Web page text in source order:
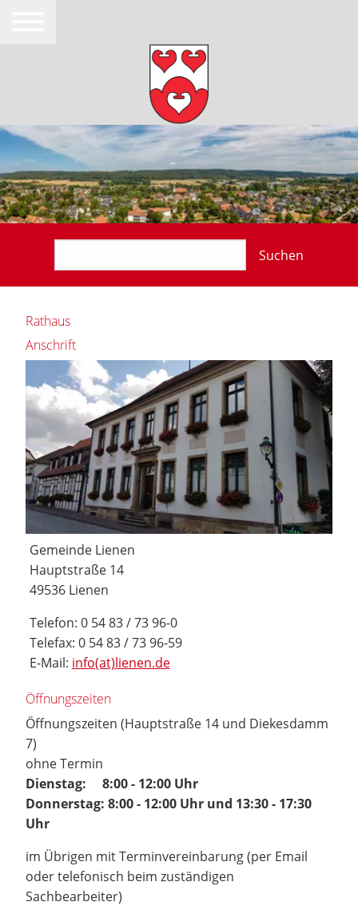
Suchen
Rathaus
Anschrift
Gemeinde Lienen
Hauptstraße 14
49536 Lienen
Telefon: 0 54 83 / 73 96-0
Telefax: 0 54 83 / 73 96-59
E-Mail: info(at)lienen.de
Öffnungszeiten
Öffnungszeiten (Hauptstraße 14 und Diekesdamm
7)
ohne Termin
Dienstag: 8:00 - 12:00 Uhr
Donnerstag: 8:00 - 12:00 Uhr und 13:30 - 17:30
Uhr
im Übrigen mit Terminvereinbarung (per Email
oder telefonisch beim zuständigen
Sachbearbeiter)